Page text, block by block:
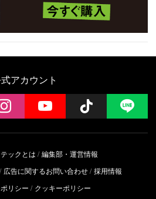
アカウント
instagramYouTube Follow
ックとは
編集部・運営情報
広告に関するお問い合わせ 採用情報
リシー
クッキーポリシー